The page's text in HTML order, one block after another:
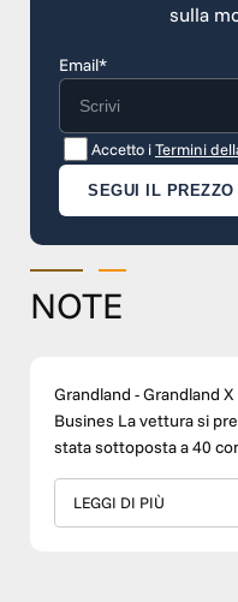
sulla
Email*
Accetto iTermini
SEGUI IL PREZZO
NOTE
Grandland - Grandland
Busines La vettura si
stata sottoposta a 40
consegna. Neopatentati Grazie ai bassi costi di gestione e
alle dimensioni
scelta ideale anche per
LEGGI DI PIÙ